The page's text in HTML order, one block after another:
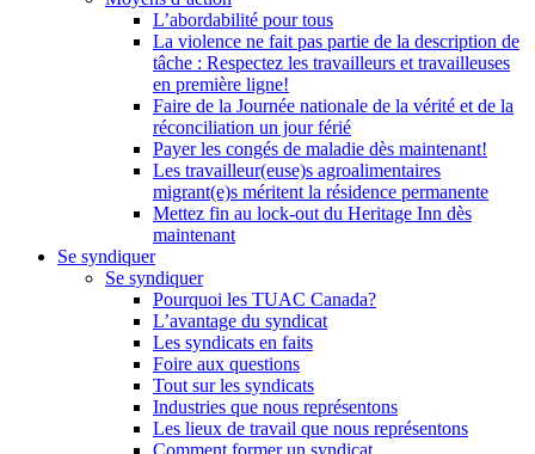
L’abordabilité pour tous
La violence ne fait pas partie de la description de
tâche : Respectez les travailleurs et travailleuses
en première ligne!
Faire de la Journée nationale de la vérité et de la
réconciliation un jour férié
Payer les congés de maladie dès maintenant!
Les travailleur(euse)s agroalimentaires
migrant(e)s méritent la résidence permanente
Mettez fin au lock-out du Heritage Inn dès
maintenant
Se syndiquer
Se syndiquer
Pourquoi les TUAC Canada?
L’avantage du syndicat
Les syndicats en faits
Foire aux questions
Tout sur les syndicats
Industries que nous représentons
Les lieux de travail que nous représentons
Comment former un syndicat